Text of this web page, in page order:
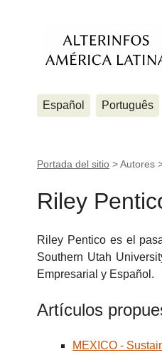
Español Português
Portada del sitio > Autores
Riley
Riley Pentico es el
Southern Utah
Empresarial y Español.
Artículos
MEXICO -